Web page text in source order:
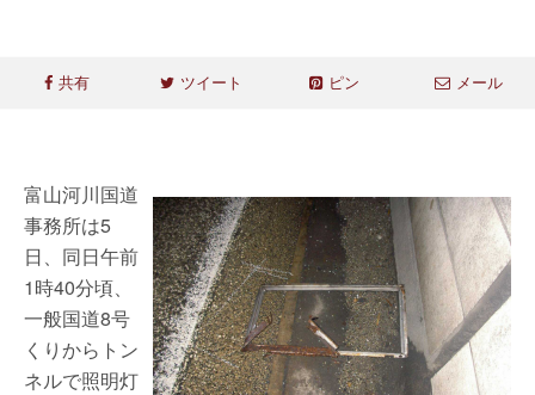
共有 ツイート ピン メール
富山河川国道
事務所は5
日、同日午前
1時40分頃、
一般国道8号
くりからトン
ネルで照明灯